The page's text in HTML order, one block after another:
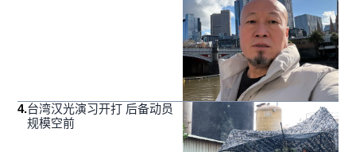
4.台湾汉光演习开打 后备动员
规模空前